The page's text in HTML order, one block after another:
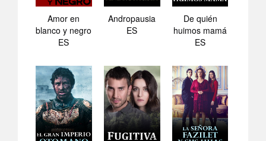
Amor en
blanco y negro
ES
Andropausia
ES
De quién
huimos mamá
ES